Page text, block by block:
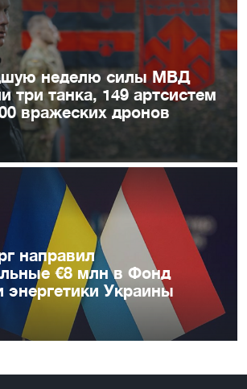
неделю силы МВД
три танка, 149 артсистем
вражеских дронов
направил
€8 млн в Фонд
энергетики Украины